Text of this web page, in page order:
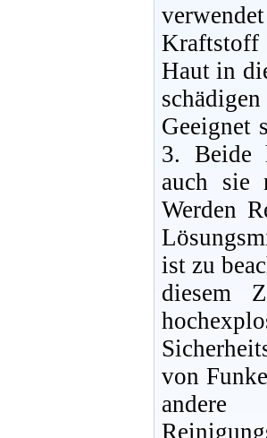
Haut in
Geeignet
3. Beide
auch sie
Werden
ist zu
diesem
von